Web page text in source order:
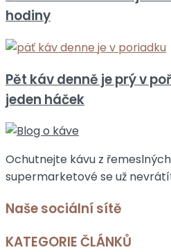
hodiny
Pět káv denně je prý v
jeden háček
Ochutnejte kávu z
supermarketové se už
Naše sociální sítě
KATEGORIE ČLÁNKŮ